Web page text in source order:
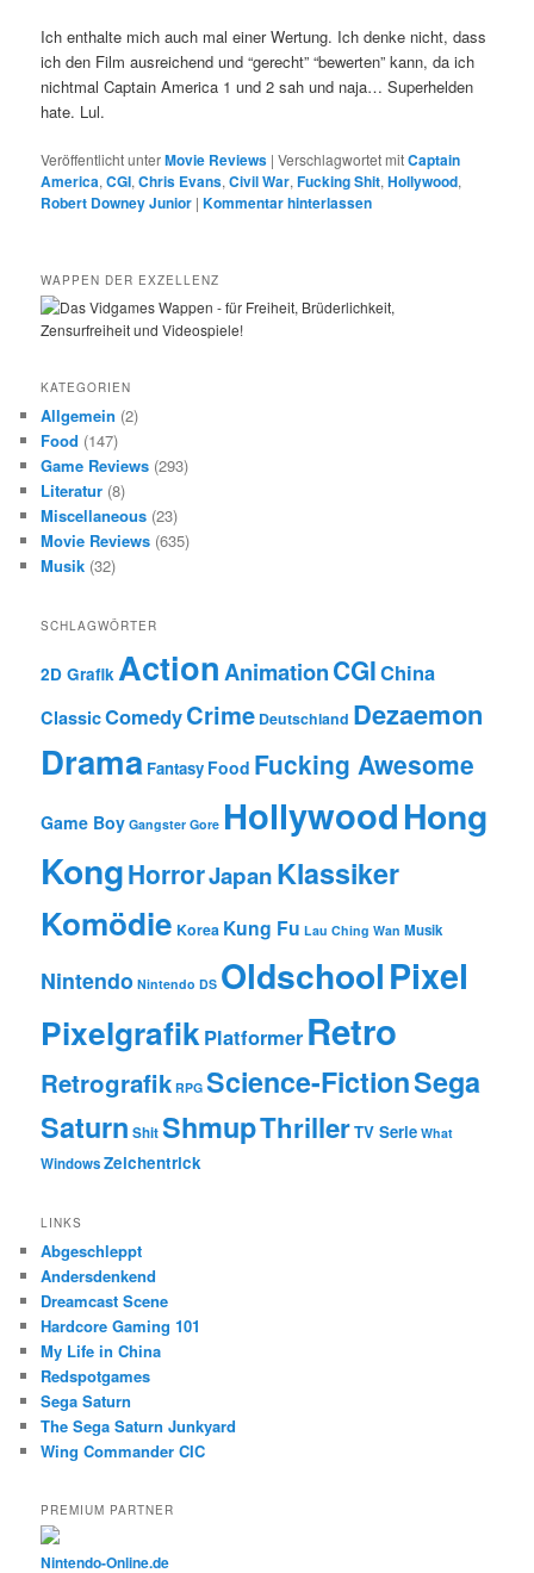
Ich enthalte mich auch mal einer Wertung. Ich denke nicht, dass
ich den Film ausreichend und “gerecht” “bewerten” kann, da ich
nichtmal Captain America 1 und 2 sah und naja… Superhelden
hate. Lul.
Veröffentlicht unterMovie Reviews |Verschlagwortet mitCaptain
America,CGI,Chris Evans,Civil War,Fucking Shit,Hollywood,
Robert Downey Junior |Kommentar hinterlassen
WAPPEN DER EXZELLENZ
KATEGORIEN
Allgemein (2)
Food (147)
Game Reviews (293)
Literatur (8)
Miscellaneous (23)
Movie Reviews (635)
Musik (32)
SCHLAGWÖRTER
2D Grafik ActionAnimationCGIChina
ClassicComedyCrime Deutschland Dezaemon
Drama Fantasy Food Fucking Awesome
Game Boy Gangster Gore HollywoodHong
KongHorrorJapanKlassiker
Komödie Korea Kung Fu Lau Ching Wan Musik
Nintendo Nintendo DS OldschoolPixel
Pixelgrafik Platformer Retro
Retrografik RPG Science-FictionSega
Saturn ShitShmupThrillerTV Serie What
WindowsZeichentrick
LINKS
Abgeschleppt
Andersdenkend
Dreamcast Scene
Hardcore Gaming 101
My Life in China
Redspotgames
Sega Saturn
The Sega Saturn Junkyard
Wing Commander CIC
PREMIUM PARTNER
Nintendo-Online.de